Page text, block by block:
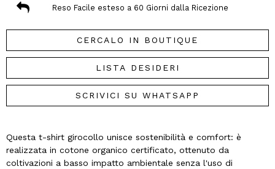
Reso Facile esteso a 60 Giorni dalla Ricezione
CERCALO IN BOUTIQUE
LISTA DESIDERI
SCRIVICI SU WHATSAPP
Questa t-shirt girocollo unisce sostenibilità e comfort: è
realizzata in cotone organico certificato, ottenuto da
coltivazioni a basso impatto ambientale senza l'uso di